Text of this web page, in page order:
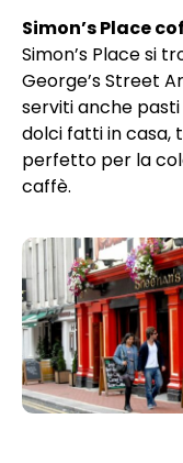
Simon’s Place
Simon’s Place si
George’s Street
serviti anche
dolci fatti in casa,
perfetto per la
caffè.